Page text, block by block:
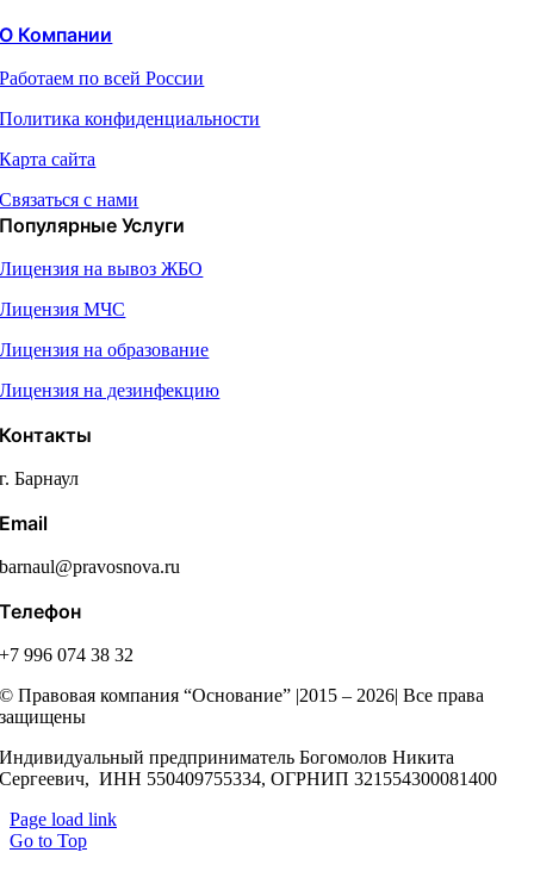
О Компании
Работаем по всей России
Политика конфиденциальности
Карта сайта
Связаться с нами
Популярные Услуги
Лицензия на вывоз ЖБО
Лицензия МЧС
Лицензия на образование
Лицензия на дезинфекцию
Контакты
г. Барнаул
Email
barnaul@pravosnova.ru
Телефон
+7 996 074 38 32
© Правовая компания “Основание” |2015 – 2026| Все права
защищены
Индивидуальный предприниматель Богомолов Никита
Сергеевич, ИНН 550409755334, ОГРНИП 321554300081400
Page load link
Go to Top